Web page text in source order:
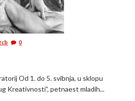
0
Od 1. do 5. svibnja, u sklopu
Kreativnosti”, petnaest mladih...